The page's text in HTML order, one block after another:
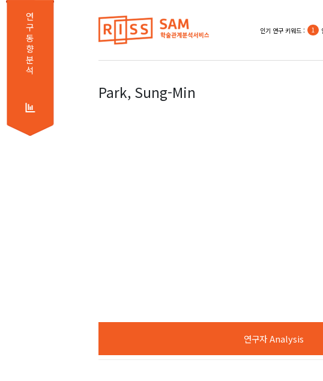
연
구
동
향
분
석
인기 연구 키워드 :
Park, Sung-Min
연구자 Analysis
Sim, Wan-Sup